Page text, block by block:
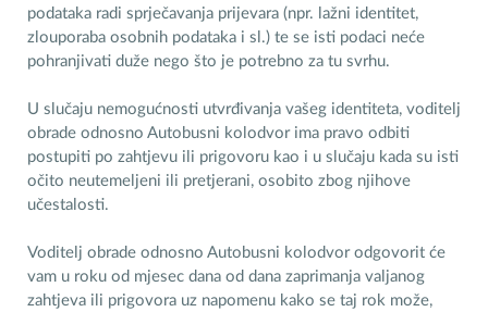
podataka radi sprječavanja prijevara (npr. lažni identitet,
zlouporaba osobnih podataka i sl.) te se isti podaci neće
pohranjivati duže nego što je potrebno za tu svrhu.
U slučaju nemogućnosti utvrđivanja vašeg identiteta, voditelj
obrade odnosno Autobusni kolodvor ima pravo odbiti
postupiti po zahtjevu ili prigovoru kao i u slučaju kada su isti
očito neutemeljeni ili pretjerani, osobito zbog njihove
učestalosti.
Voditelj obrade odnosno Autobusni kolodvor odgovorit će
vam u roku od mjesec dana od dana zaprimanja valjanog
zahtjeva ili prigovora uz napomenu kako se taj rok može,